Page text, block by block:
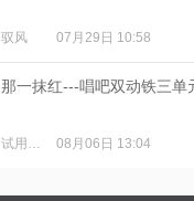
驭风 07月29日 10:58
那一抹红---唱吧双动铁三单
试用体验 08月06日 13:04